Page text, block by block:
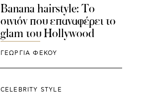
Banana hairstyle: To
σινιόν που επαναφέρει το
glam του Hollywood
ΓΕΩΡΓΙΑ ΦΕΚΟΥ
CELEBRITY STYLE